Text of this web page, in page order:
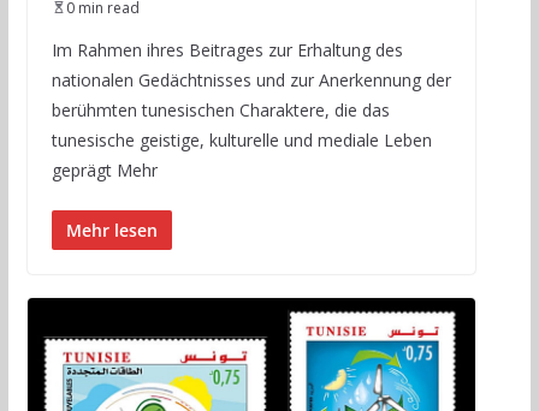
0 min read
Im Rahmen ihres Beitrages zur Erhaltung des
nationalen Gedächtnisses und zur Anerkennung der
berühmten tunesischen Charaktere, die das
tunesische geistige, kulturelle und mediale Leben
geprägt Mehr
Mehr lesen